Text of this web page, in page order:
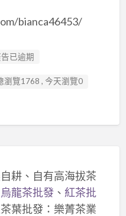
bianca46453/
已逾期
瀏覽1768 , 今天瀏覽0
耕、自有高海拔茶
烏龍茶批發、 紅茶批
葉批發：樂菁茶業